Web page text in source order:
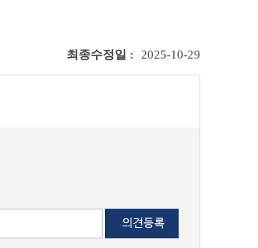
최종수정일 : 2025-10-29